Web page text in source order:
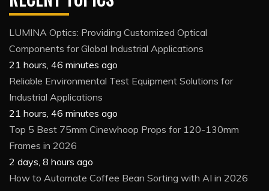
LUMINA Optics: Providing Customized Optical
Components for Global Industrial Applications
21 hours, 46 minutes ago
Reliable Environmental Test Equipment Solutions for
Industrial Applications
21 hours, 46 minutes ago
Top 5 Best 75mm Cinewhoop Props for 120-130mm
Frames in 2026
2 days, 8 hours ago
How to Automate Coffee Bean Sorting with AI in 2026